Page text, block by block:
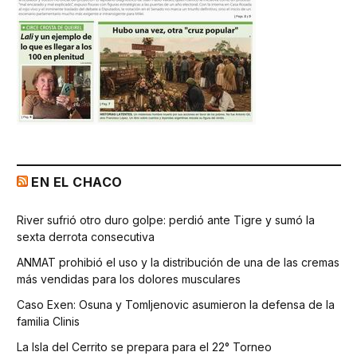
EN EL CHACO
River sufrió otro duro golpe: perdió ante Tigre y sumó la
sexta derrota consecutiva
ANMAT prohibió el uso y la distribución de una de las cremas
más vendidas para los dolores musculares
Caso Exen: Osuna y Tomljenovic asumieron la defensa de la
familia Clinis
La Isla del Cerrito se prepara para el 22° Torneo